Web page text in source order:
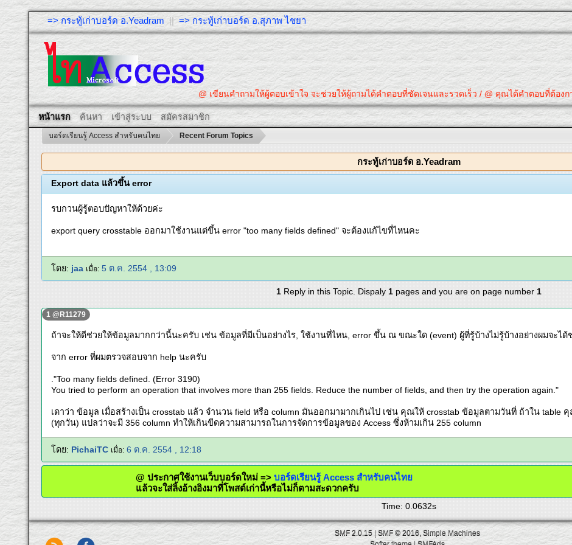
=> กระทู้เก่าบอร์ด อ.Yeadram ||=> กระทู้เก่าบอร์ด อ.สุภาพ ไชยา
@ เขียนคำถามให้ผู้ตอบเข้าใจ จะช่วยให้ผู้ถามได้คำตอบที่ชัดเจนและรวดเร็ว / @ คุณได้คำตอบที่ต้อ
หน้าแรก ค้นหา เข้าสู่ระบบ สมัครสมาชิก
บอร์ดเรียนรู้ Access สำหรับคนไทย Recent Forum Topics
กระทู้เก่าบอร์ด อ.Yeadram
Export data แล้วขึ้น error
รบกวนผู้รู้ตอบปัญหาให้ด้วยค่ะ
export query crosstable ออกมาใช้งานแต่ขึ้น error "too many fields defined" จะต้องแก้ไขที่ไหนคะ
โดย: jaa เมื่อ: 5 ต.ค. 2554 , 13:09
1 Reply in this Topic. Dispaly 1 pages and you are on page number 1
1 @R11279
ถ้าจะให้ดีช่วยให้ข้อมูลมากกว่านี้นะครับ เช่น ข้อมูลที่มีเป็นอย่างไร, ใช้งานที่ไหน, error ขึ้น ณ ขณะใด (event) ผู้ที่รู้บ้างไม่รู้บ้างอย่างผมจะได้
จาก error ที่ผมตรวจสอบจาก help นะครับ
."Too many fields defined. (Error 3190)
You tried to perform an operation that involves more than 255 fields. Reduce the number of fields, and then try the operation again."
เดาว่า ข้อมูล เมื่อสร้างเป็น crosstab แล้ว จำนวน field หรือ column มันออกมามากเกินไป เช่น คุณให้ crosstab ข้อมูลตามวันที่ ถ้าใน table
(ทุกวัน) แปลว่าจะมี 356 column ทำให้เกินขีดความสามารถในการจัดการข้อมูลของ Access ซึ่งห้ามเกิน 255 column
โดย: PichaiTC เมื่อ: 6 ต.ค. 2554 , 12:18
@ ประกาศใช้งานเว็บบอร์ดใหม่ =>บอร์ดเรียนรู้ Access สำหรับคนไทย
แล้วจะใส่ลิ้งอ้างอิงมาที่โพสต์เก่านี้หรือไม่ก็ตามสะดวกครับ
Time: 0.0632s
SMF 2.0.15 | SMF © 2016 Simple Machines